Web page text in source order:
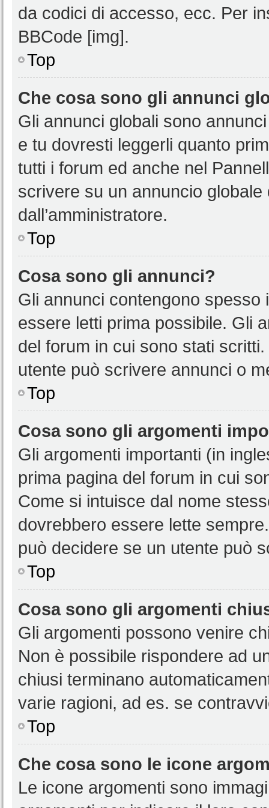
da codici di accesso, ecc. Per
BBCode [img].
Top
Che cosa sono gli annunci
Gli annunci globali sono
e tu dovresti leggerli quanto
tutti i forum ed anche nel
scrivere su un annuncio
dall’amministratore.
Top
Cosa sono gli annunci?
Gli annunci contengono
essere letti prima possibile. Gli
del forum in cui sono stati
utente può scrivere annunci o
Top
Cosa sono gli argomenti
Gli argomenti importanti (in
prima pagina del forum in cui
Come si intuisce dal nome
dovrebbero essere lette
può decidere se un utente può
Top
Cosa sono gli argomenti
Gli argomenti possono venire
Non è possibile rispondere ad
chiusi terminano
varie ragioni, ad es. se
Top
Che cosa sono le icone
Le icone argomenti sono